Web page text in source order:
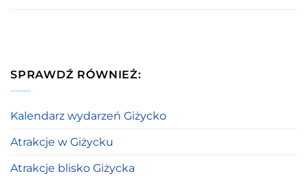
SPRAWDŹ RÓWNIEŻ:
Kalendarz wydarzeń Giżycko
Atrakcje w Giżycku
Atrakcje blisko Giżycka